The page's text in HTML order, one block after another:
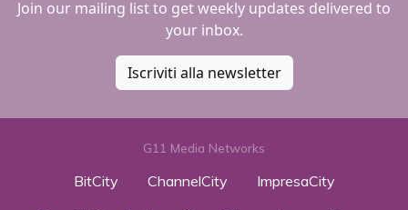
Join our mailing list to get weekly updates delivered to
your inbox.
Iscriviti alla newsletter
G11 Media Networks
BitCity ChannelCity
ImpresaCity